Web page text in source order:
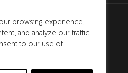
browsing experience,
and analyze our traffic.
to our use of